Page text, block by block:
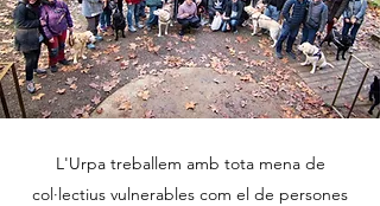
L'Urpa treballem amb tota mena de
col·lectius vulnerables com el de persones